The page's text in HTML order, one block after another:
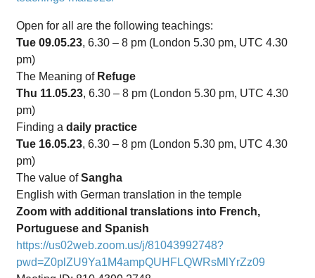
Open for all are the following teachings:
Tue 09.05.23, 6.30 – 8 pm (London 5.30 pm, UTC 4.30
pm)
The Meaning of Refuge
Thu 11.05.23, 6.30 – 8 pm (London 5.30 pm, UTC 4.30
pm)
Finding a daily practice
Tue 16.05.23, 6.30 – 8 pm (London 5.30 pm, UTC 4.30
pm)
The value ofSangha
English with German translation in the temple
Zoom with additional translations into French,
Portuguese and Spanish
https://us02web.zoom.us/j/81043992748?
pwd=Z0plZU9Ya1M4ampQUHFLQWRsMlYrZz09